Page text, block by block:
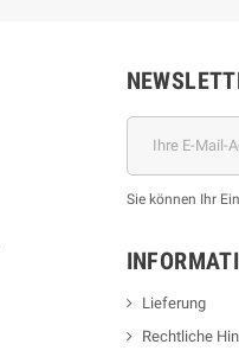
Sie können Ihr
Lieferung
Rechtliche